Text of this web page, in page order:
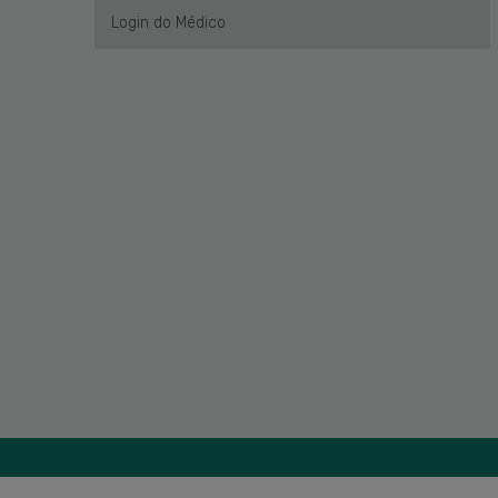
Login do Médico